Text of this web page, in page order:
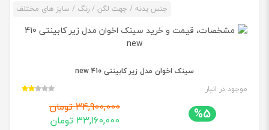
جنس بدنه / جهت لگن / رنگ / سایز های مختلف
سینک اخوان مدل زیر کابینتی 410 new
موجود در انبار
%5
34,900,000 تومان
33,160,000 تومان